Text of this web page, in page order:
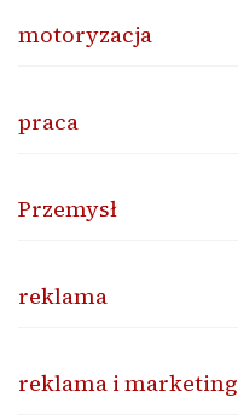
motoryzacja
praca
Przemysł
reklama
reklama i marketing